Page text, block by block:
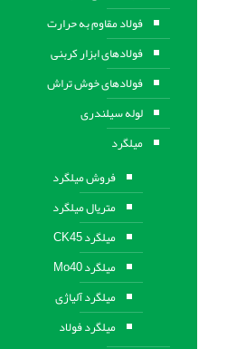
فولاد مقاوم به حرارت
فولادهای ابزار کربنی
فولادهای خوش تراش
لوله سیلندری
میلگرد
فروش میلگرد
متریال میلگرد
میلگرد CK45
میلگرد Mo40
میلگرد آلیاژی
میلگرد فولاد